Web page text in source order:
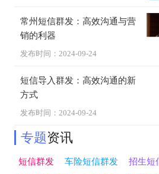
常州短信群发：高效沟通与营
销的利器
发布时间：2024-09-24
短信导入群发：高效沟通的新
方式
发布时间：2024-09-24
专题资讯
短信群发 车险短信群发 招生短